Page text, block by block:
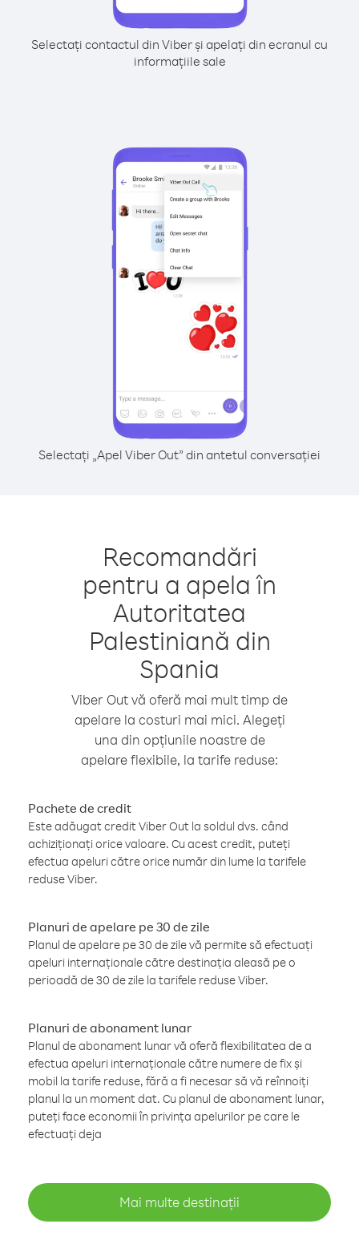
Selectați contactul din Viber și apelați din ecranul cu
informațiile sale
Selectați „Apel Viber Out” din antetul conversației
Recomandări
pentru a apela în
Autoritatea
Palestiniană din
Spania
Viber Out vă oferă mai mult timp de
apelare la costuri mai mici. Alegeți
una din opțiunile noastre de
apelare flexibile, la tarife reduse:
Pachete de credit
Este adăugat credit Viber Out la soldul dvs. când
achiziționați orice valoare. Cu acest credit, puteți
efectua apeluri către orice număr din lume la tarifele
reduse Viber.
Planuri de apelare pe 30 de zile
Planul de apelare pe 30 de zile vă permite să efectuați
apeluri internaționale către destinația aleasă pe o
perioadă de 30 de zile la tarifele reduse Viber.
Planuri de abonament lunar
Planul de abonament lunar vă oferă flexibilitatea de a
efectua apeluri internaționale către numere de fix și
mobil la tarife reduse, fără a fi necesar să vă reînnoiți
planul la un moment dat. Cu planul de abonament lunar,
puteți face economii în privința apelurilor pe care le
efectuați deja
Mai multe destinații